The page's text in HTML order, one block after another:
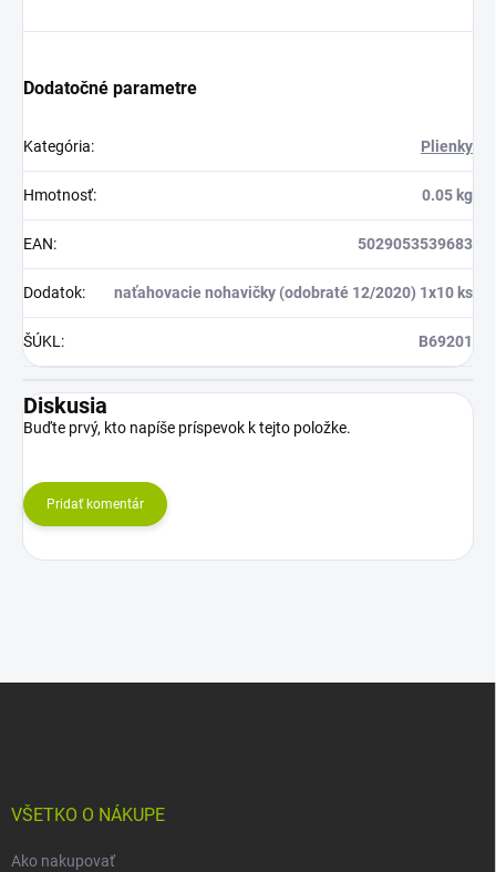
Dodatočné parametre
Kategória: Plienky
Hmotnosť: 0.05 kg
EAN: 5029053539683
Dodatok: naťahovacie nohavičky (odobraté 12/2020) 1x10 ks
ŠÚKL : B69201
Diskusia
Buďte prvý, kto napíše príspevok k tejto položke.
Pridať komentár
VŠETKO O NÁKUPE
Ako nakupovať